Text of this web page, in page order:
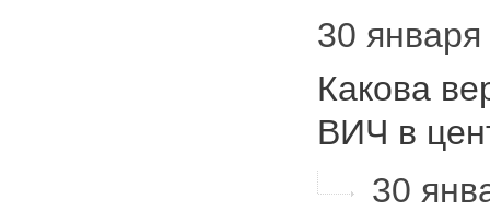
30
Какова
ВИЧ в
30